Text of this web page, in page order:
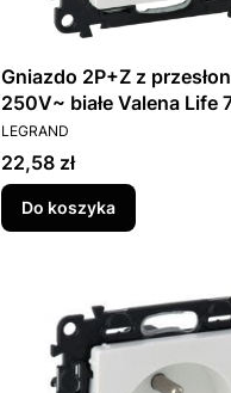
Gniazdo 2P+Z z
250V~ białe Valena Life
PRODUCENT
LEGRAND
Cena
22,58 zł
Do koszyka